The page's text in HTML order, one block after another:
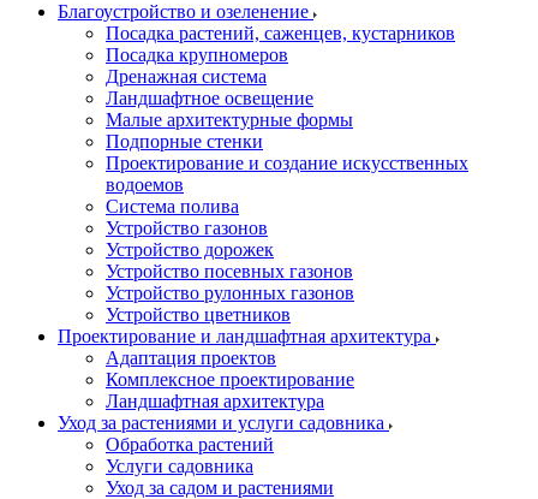
Благоустройство и озеленение
Посадка растений, саженцев, кустарников
Посадка крупномеров
Дренажная система
Ландшафтное освещение
Малые архитектурные формы
Подпорные стенки
Проектирование и создание искусственных
водоемов
Система полива
Устройство газонов
Устройство дорожек
Устройство посевных газонов
Устройство рулонных газонов
Устройство цветников
Проектирование и ландшафтная архитектура
Адаптация проектов
Комплексное проектирование
Ландшафтная архитектура
Уход за растениями и услуги садовника
Обработка растений
Услуги садовника
Уход за садом и растениями